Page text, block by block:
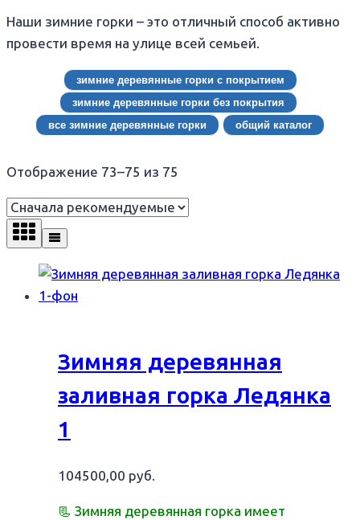
Наши зимние горки – это отличный способ активно
провести время на улице всей семьей.
зимние деревянные горки с покрытием
зимние деревянные горки без покрытия
все зимние деревянные горки
общий каталог
Отображение 73–75 из 75
Зимняя деревянная
заливная горка Ледянка
1
104500,00 руб.
📃 Зимняя деревянная горка имеет